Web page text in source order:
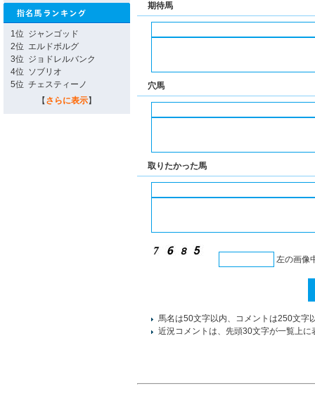
1位 ジャンゴッド
2位 エルドボルグ
3位 ジョドレルバンク
4位 ソブリオ
5位 チェスティーノ
【 さらに表示】
期待馬
穴馬
取りたかった馬
左の画像
馬名は50文字以内、コメントは250文字
近況コメントは、先頭30文字が一覧上に